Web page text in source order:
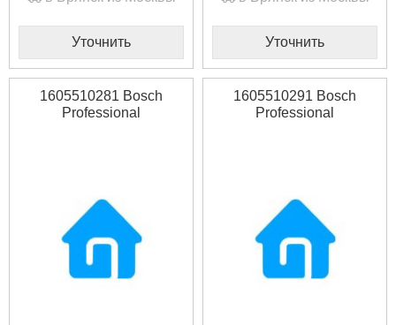
Уточнить Уточнить
1605510281 Bosch
Professional
1605510291 Bosch
Professional